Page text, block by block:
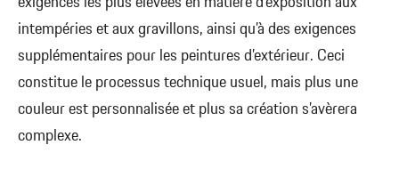
intempéries et aux gravillons, ainsi qu’à des exigences
supplémentaires pour les peintures d’extérieur. Ceci
constitue le processus technique usuel, mais plus une
couleur est personnalisée et plus sa création s’avèrera
complexe.